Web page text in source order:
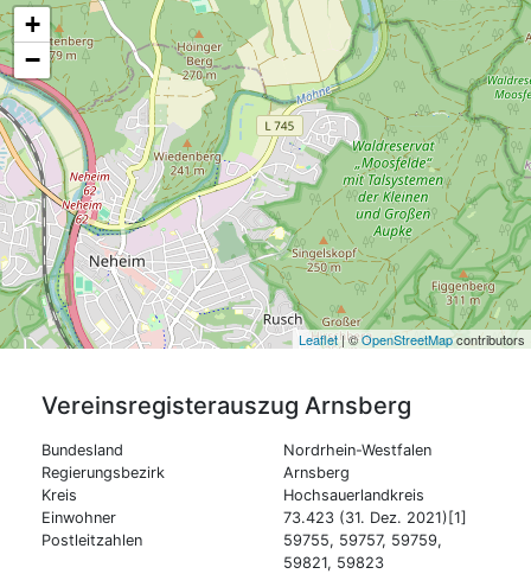
+
−
Leaflet| ©OpenStreetMapcontributors
Vereinsregisterauszug Arnsberg
Bundesland
Nordrhein-Westfalen
Regierungsbezirk
Arnsberg
Kreis
Hochsauerlandkreis
Einwohner
73.423 (31. Dez. 2021)[1]
Postleitzahlen
59755, 59757, 59759,
59821, 59823